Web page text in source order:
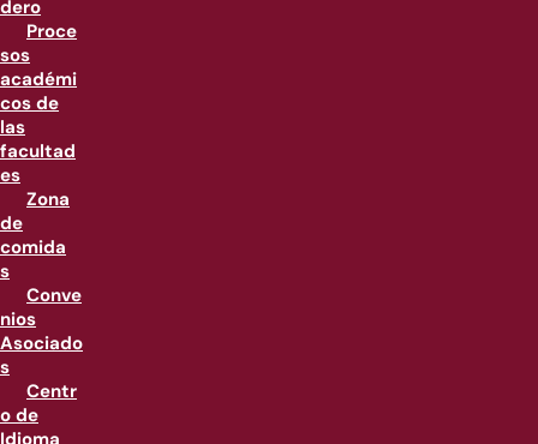
dero
Proce
sos
académi
cos de
las
facultad
es
Zona
de
comida
s
Conve
nios
Asociado
s
Centr
o de
Idioma